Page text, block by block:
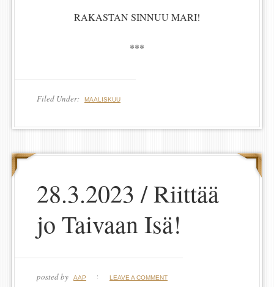
RAKASTAN SINNUU MARI!
***
Filed Under: MAALISKUU
28.3.2023 / Riittää
jo Taivaan Isä!
posted by AAP LEAVE A COMMENT